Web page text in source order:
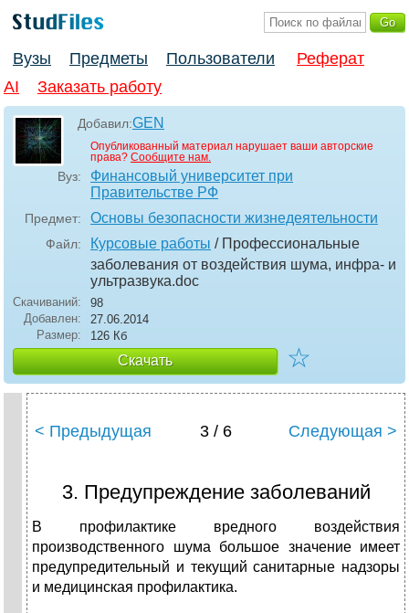
Вузы Предметы Пользователи
Реферат
AI
Заказать работу
Добавил:GEN
Опубликованный материал нарушает ваши авторские
права? Сообщите нам.
Вуз:
Финансовый университет при
Правительстве РФ
Предмет: Основы безопасности жизнедеятельности
Файл: Курсовые работы / Профессиональные
заболевания от воздействия шума, инфра- и
ультразвука.doc
Скачиваний:
98
Добавлен:
27.06.2014
Размер:
126 Кб
Скачать ☆
< Предыдущая 3 / 6 Следующая >
3. Предупреждение заболеваний
В профилактике вредного воздействия
производственного шума большое значение имеет
предупредительный и текущий санитарные надзоры
и медицинская профилактика.